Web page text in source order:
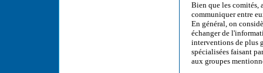
Bien que les comités,
communiquer entre
En général, on
échanger de
interventions de plus
spécialisées faisant
aux groupes